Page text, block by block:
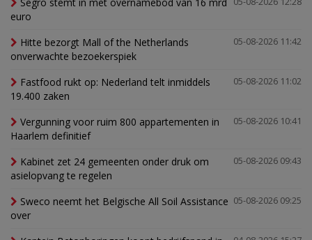
euro
05-08-2026 11:42
Hitte bezorgt Mall of the Netherlands
onverwachte bezoekerspiek
05-08-2026 11:02
Fastfood rukt op: Nederland telt inmiddels
19.400 zaken
05-08-2026 10:41
Vergunning voor ruim 800 appartementen in
Haarlem definitief
05-08-2026 09:43
Kabinet zet 24 gemeenten onder druk om
asielopvang te regelen
05-08-2026 09:25
Sweco neemt het Belgische All Soil Assistance
over